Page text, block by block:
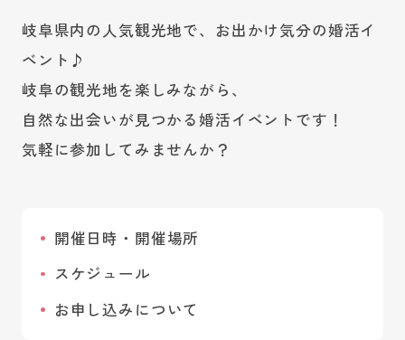
岐阜県内の人気観光地で、お出かけ気分の婚活イ
ベント♪
岐阜の観光地を楽しみながら、
自然な出会いが見つかる婚活イベントです！
気軽に参加してみませんか？
開催日時・開催場所
スケジュール
お申し込みについて